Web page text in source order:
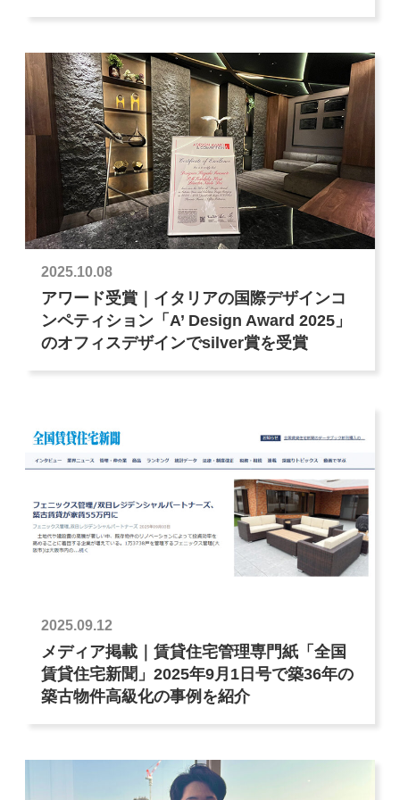
2025.10.08
アワード受賞｜イタリアの国際デザインコ
ンペティション「A’ Design Award 2025」
のオフィスデザインでsilver賞を受賞
2025.09.12
メディア掲載｜賃貸住宅管理専門紙「全国
賃貸住宅新聞」2025年9月1日号で築36年の
築古物件高級化の事例を紹介